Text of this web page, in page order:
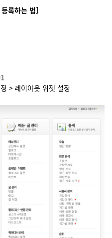
록하는 법]
> 레이아웃 위젯 설정